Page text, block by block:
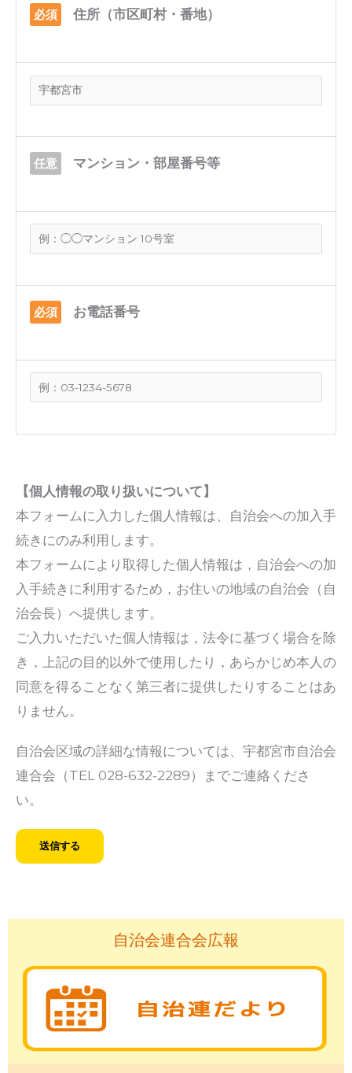
必須 住所（市区町村・番地）
任意 マンション・部屋番号等
必須 お電話番号
【個人情報の取り扱いについて】
本フォームに入力した個人情報は、自治会への加入手
続きにのみ利用します。
本フォームにより取得した個人情報は，自治会への加
入手続きに利用するため，お住いの地域の自治会（自
治会長）へ提供します。
ご入力いただいた個人情報は，法令に基づく場合を除
き，上記の目的以外で使用したり，あらかじめ本人の
同意を得ることなく第三者に提供したりすることはあ
りません。
自治会区域の詳細な情報については、宇都宮市自治会
連合会（TEL 028-632-2289）までご連絡くださ
い。
自治会連合会広報